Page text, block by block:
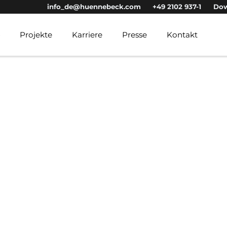
info_de@huennebeck.com +49 2102 937-1
Projekte Karriere Presse Kontakt